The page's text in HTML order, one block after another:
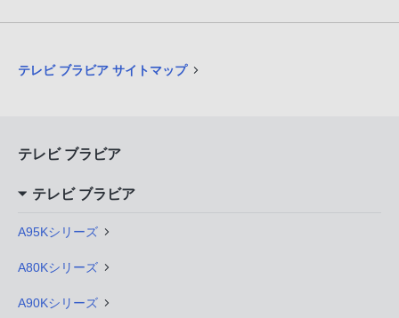
テレビ ブラビア サイトマップ
テレビ ブラビア
テレビ ブラビア
A95Kシリーズ
A80Kシリーズ
A90Kシリーズ